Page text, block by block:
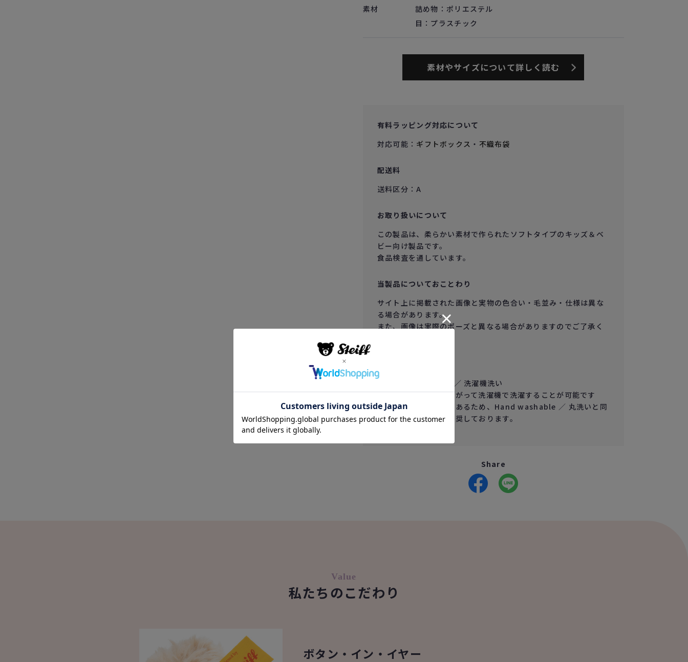
素材
詰め物：ポリエステル
目：プラスチック
素材やサイズについて詳しく読む
有料ラッピング対応について
対応可能： ギフトボックス ・ 不織布袋
配送料
送料区分：A
お取り扱いについて
この製品は、柔らかい素材で作られたソフトタイプのキッズ＆ベ
ビー向け製品です。
食品検査を通しています。
当製品についておことわり
サイト上に掲載された画像と実物の色合い・毛並み・仕様は異な
る場合があります。
また、画像は実際のポーズと異なる場合がありますのでご了承く
Machine washable ／ 洗濯機洗い
※下げ札の表示にしたがって洗濯機で洗濯することが可能です
が、型崩れする恐れがあるため、Hand washable ／ 丸洗いと同
じ方法（手洗い）を推奨しております。
Share
Value
私たちのこだわり
ボタン・イン・イヤー